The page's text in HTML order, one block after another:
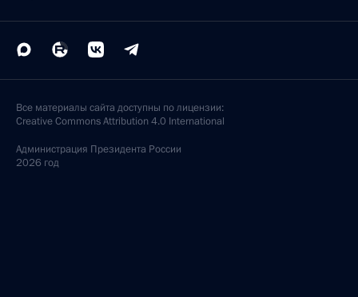
Все материалы сайта доступны по лицензии:
Creative Commons Attribution 4.0 International
Администрация Президента России
2026 год